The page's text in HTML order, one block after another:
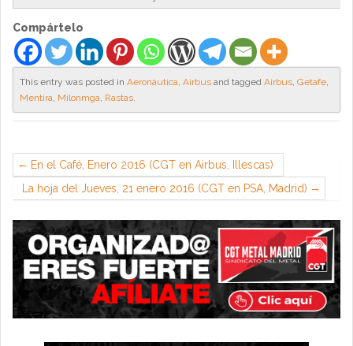
Compártelo
This entry was posted in Aeronáutica, Airbus and tagged Airbus, Getafe,
Mentira, Milonmga, Rastas.
En el Café, Enero 2016 (CGT en Airbus, Illescas)
La hoja del Jueves, 21 enero 2016 (CGT en PSA, Madrid)